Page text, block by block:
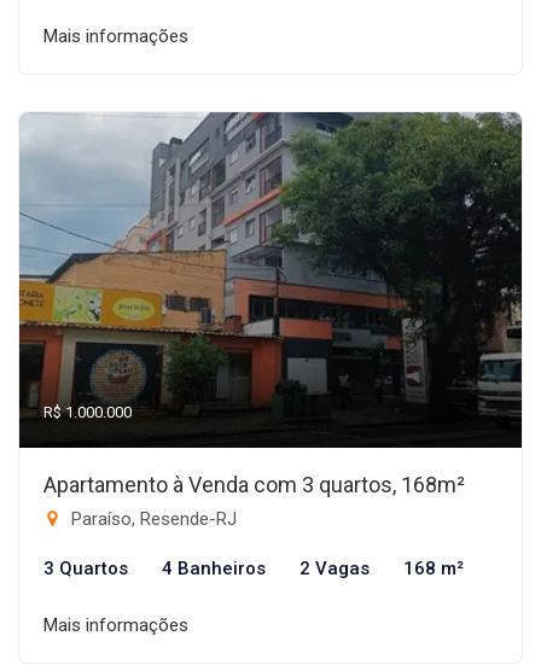
Mais informações
R$ 1.000.000
Apartamento à Venda com 3 quartos, 168m²
Paraíso, Resende-RJ
3 Quartos 4 Banheiros 2 Vagas 168 m²
Mais informações